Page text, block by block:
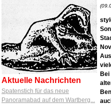
Aktuelle Nachrichten
Spatenstich für das neue
Panoramabad auf dem Wartberg...